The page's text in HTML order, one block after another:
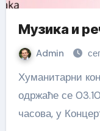
Музика и
Admin
Хуманитарни концерт „Музика и речи лече“
одржаће се
часова, у